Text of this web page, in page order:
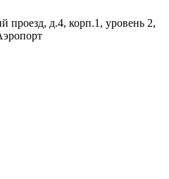
проезд, д.4, корп.1, уровень 2,